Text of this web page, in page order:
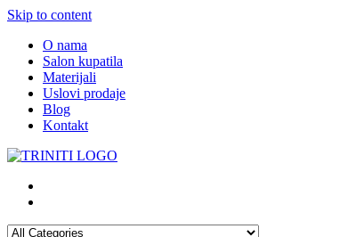
Skip to content
O nama
Salon kupatila
Materijali
Uslovi prodaje
Blog
Kontakt